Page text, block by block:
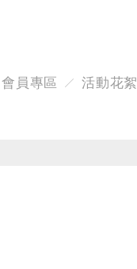
會員專區 活動花絮